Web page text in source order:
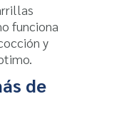
funciona
y
de